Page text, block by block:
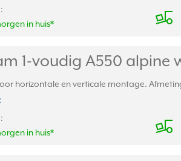
in huis*
1-voudig A550 alpine
horizontale en verticale montage.
in huis*